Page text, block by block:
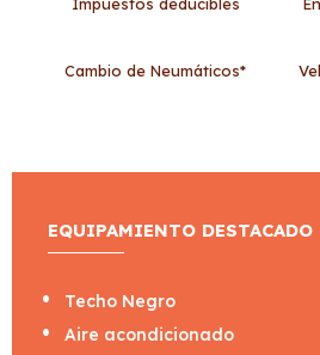
Cambio de Neumáticos*
EQUIPAMIENTO DESTACADO
Techo Negro
Aire acondicionado